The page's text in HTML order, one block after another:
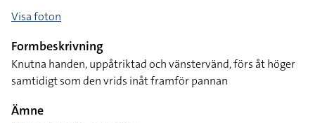
Visa foton
Formbeskrivning
Knutna handen, uppåtriktad och vänstervänd, förs åt höger
samtidigt som den vrids inåt framför pannan
Ämne